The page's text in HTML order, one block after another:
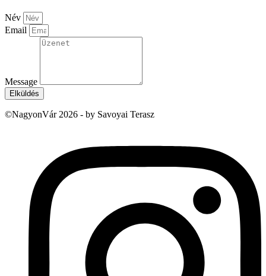
Név
Email
Message
Elküldés
©NagyonVár 2026 - by Savoyai Terasz